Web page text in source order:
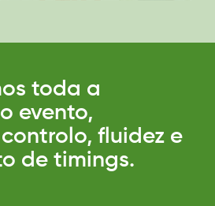
toda a
evento,
fluidez e
de timings.